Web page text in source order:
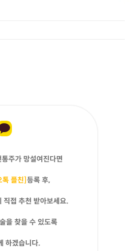
주가 망설여진다면
톡 플친]등록 후,
직접 추천 받아보세요.
을 찾을 수 있도록
하겠습니다.